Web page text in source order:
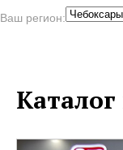
Ваш регион: